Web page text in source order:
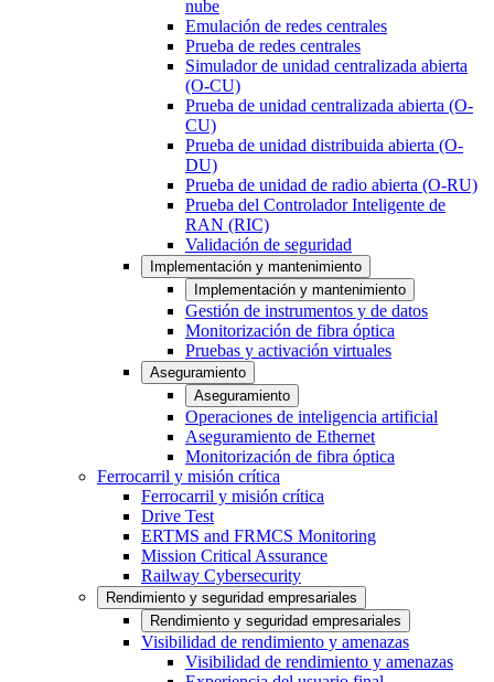
nube
Emulación de redes centrales
Prueba de redes centrales
Simulador de unidad centralizada abierta
(O-CU)
Prueba de unidad centralizada abierta (O-
CU)
Prueba de unidad distribuida abierta (O-
DU)
Prueba de unidad de radio abierta (O-RU)
Prueba del Controlador Inteligente de
RAN (RIC)
Validación de seguridad
Implementación y mantenimiento
Implementación y mantenimiento
Gestión de instrumentos y de datos
Monitorización de fibra óptica
Pruebas y activación virtuales
Aseguramiento
Aseguramiento
Operaciones de inteligencia artificial
Aseguramiento de Ethernet
Monitorización de fibra óptica
Ferrocarril y misión crítica
Ferrocarril y misión crítica
Drive Test
ERTMS and FRMCS Monitoring
Mission Critical Assurance
Railway Cybersecurity
Rendimiento y seguridad empresariales
Rendimiento y seguridad empresariales
Visibilidad de rendimiento y amenazas
Visibilidad de rendimiento y amenazas